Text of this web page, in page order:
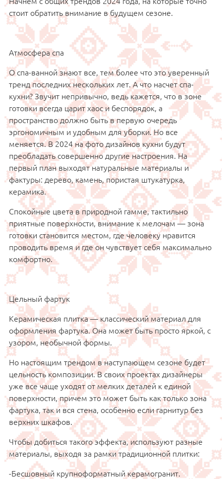
стоит обратить внимание в будущем сезоне.
Атмосфера спа
О спа-ванной знают все, тем более что это уверенный
тренд последних нескольких лет. А что насчет спа-
кухни? Звучит непривычно, ведь кажется, что в зоне
готовки всегда царит хаос и беспорядок, а
пространство должно быть в первую очередь
эргономичным и удобным для уборки. Но все
меняется. В 2024 на фото дизайнов кухни будут
преобладать совершенно другие настроения. На
первый план выходят натуральные материалы и
фактуры: дерево, камень, пористая штукатурка,
керамика.
Спокойные цвета в природной гамме, тактильно
приятные поверхности, внимание к мелочам — зона
готовки становится местом, где человеку нравится
проводить время и где он чувствует себя максимально
комфортно.
Цельный фартук
Керамическая плитка — классический материал для
оформления фартука. Она может быть просто яркой, с
узором, необычной формы.
Но настоящим трендом в наступающем сезоне будет
цельность композиции. В своих проектах дизайнеры
уже все чаще уходят от мелких деталей к единой
поверхности, причем это может быть как только зона
фартука, так и вся стена, особенно если гарнитур без
верхних шкафов.
Чтобы добиться такого эффекта, используют разные
материалы, выходя за рамки традиционной плитки:
-Бесшовный крупноформатный керамогранит.